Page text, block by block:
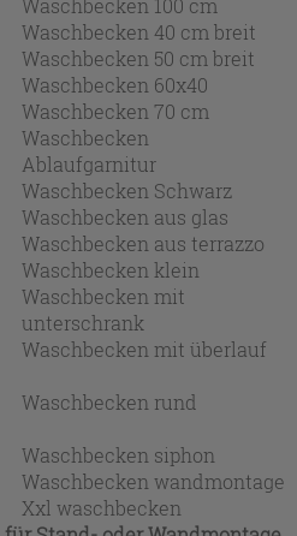
Waschbecken 100 cm
Waschbecken 40 cm breit
Waschbecken 50 cm breit
Waschbecken 60x40
Waschbecken 70 cm
Waschbecken
Ablaufgarnitur
Waschbecken Schwarz
Waschbecken aus glas
Waschbecken aus terrazzo
Waschbecken klein
Waschbecken mit
unterschrank
Waschbecken mit überlauf
Waschbecken rund
Waschbecken siphon
Waschbecken wandmontage
Xxl waschbecken